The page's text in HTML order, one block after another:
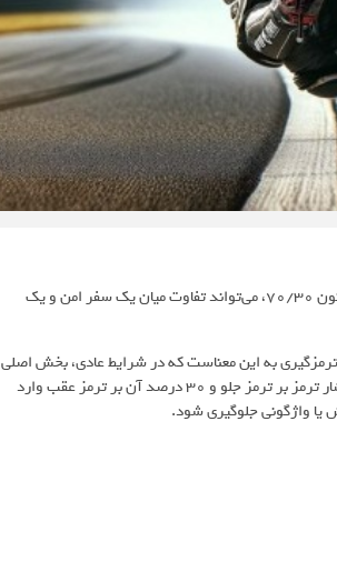
آموزش حرفه‌ای موتورسواری فراتر از مهارت‌های اولیه است. آشنایی با اصول ترمزگیری ایمن مانند قانون ۷۰/۳۰، می‌تواند تفاوت میان یک سفر امن و یک
ترمزگیری درست در موتورسیکلت، نقش مهمی در حفظ تعادل و جلوگیری از حادثه دارد. قانون ۷۰/۳۰ ترمزگیری به این معناست که در شرایط عادی، بخش اصلی
نیروی ترمز باید از چرخ جلو و بخش کمتری از ترمز عقب تأمین شود. به طور معمول حدود ۷۰ درصد فشار ترمز بر ترمز جلو و ۳۰ درصد آن بر ترمز عقب وارد
واژگونی جلوگیری شود.